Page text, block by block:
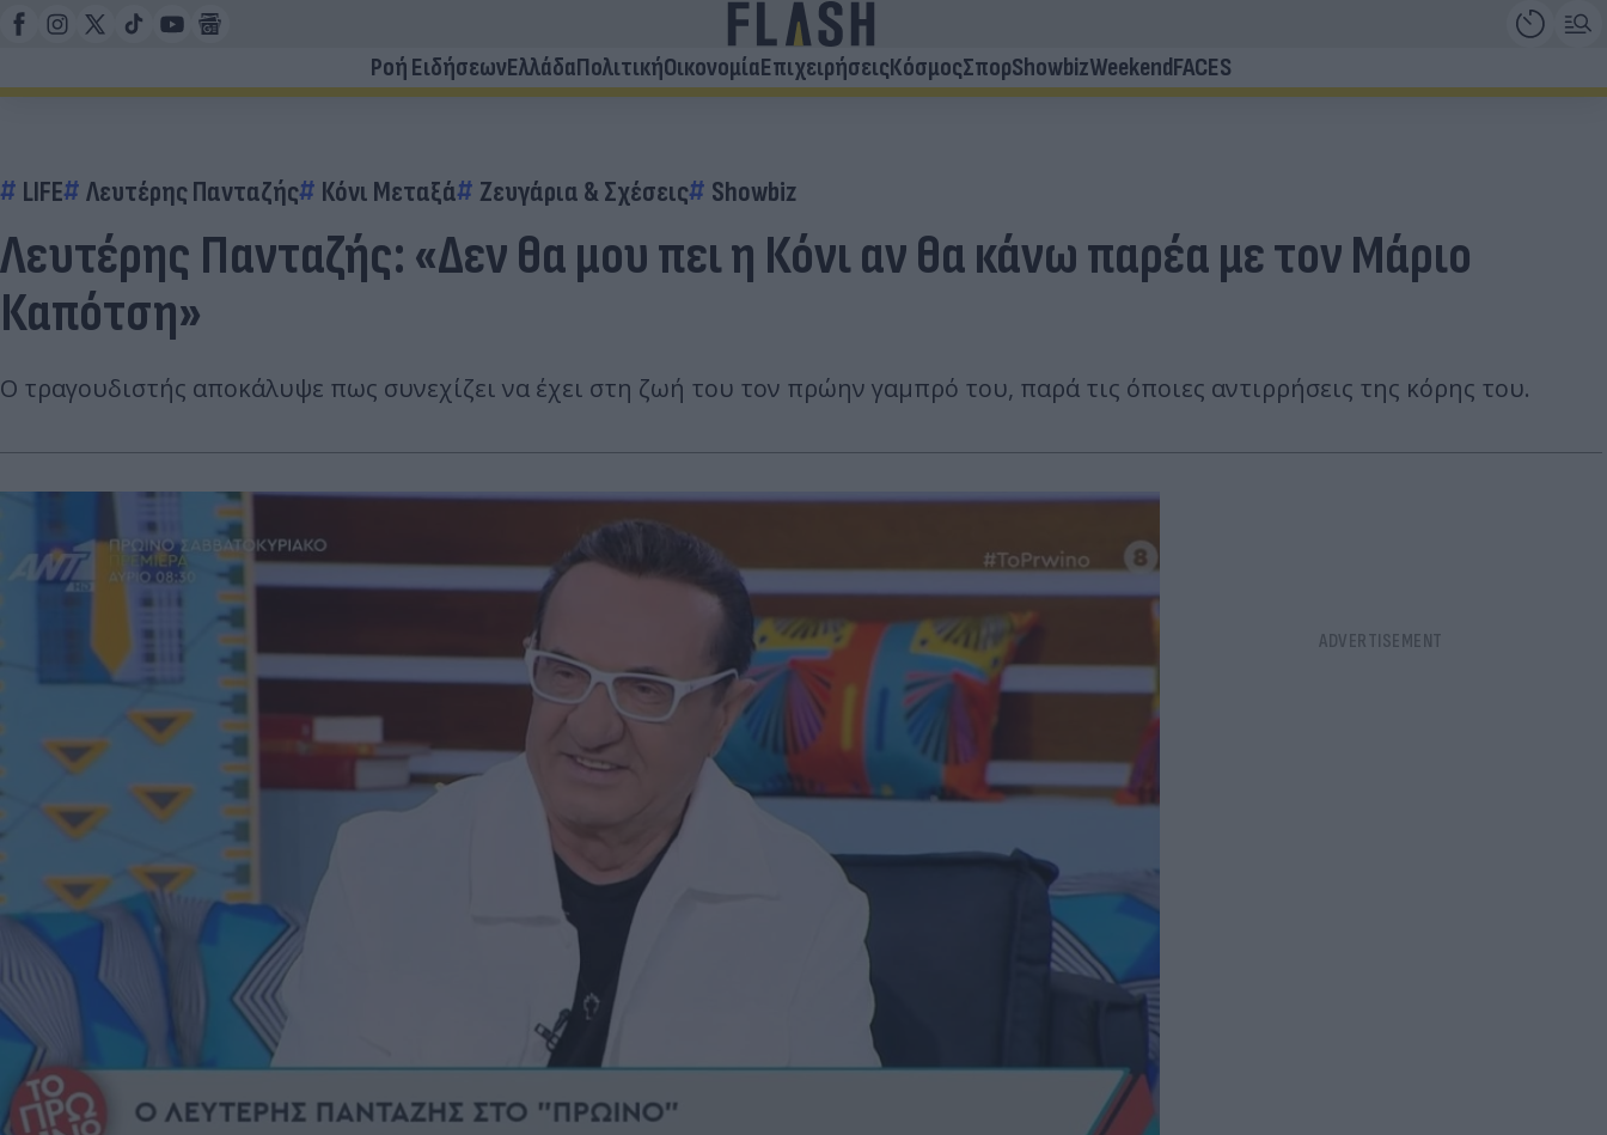
Ροή ΕιδήσεωνΕλλάδαΠολιτικήΟικονομίαΕπιχειρήσειςΚόσμοςΣπορShowbizWeekendFACES
LIFE Λευτέρης Πανταζής Κόνι Μεταξά Ζευγάρια & Σχέσεις Showbiz
Λευτέρης Πανταζής: «Δεν θα μου πει η Κόνι αν θα κάνω παρέα με τον Μάριο
Καπότση»
Ο τραγουδιστής αποκάλυψε πως συνεχίζει να έχει στη ζωή του τον πρώην γαμπρό του, παρά τις όποιες αντιρρήσεις της κόρης του.